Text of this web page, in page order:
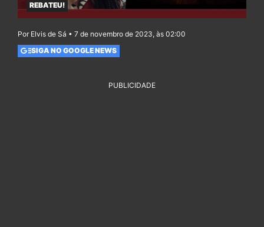
REBATEU!
Por Elvis de Sá • 7 de novembro de 2023, às 02:00
SIGA NO GOOGLE NEWS
PUBLICIDADE